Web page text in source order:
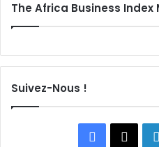
The Africa Business Index
Suivez-Nous !
Facebook
X